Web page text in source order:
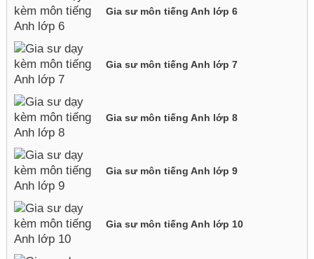
Gia sư môn tiếng Anh lớp 6
Gia sư môn tiếng Anh lớp 7
Gia sư môn tiếng Anh lớp 8
Gia sư môn tiếng Anh lớp 9
Gia sư môn tiếng Anh lớp 10